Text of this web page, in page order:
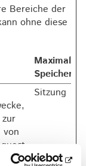
Bereiche der
ohne diese
Maximale
von
Sitzung